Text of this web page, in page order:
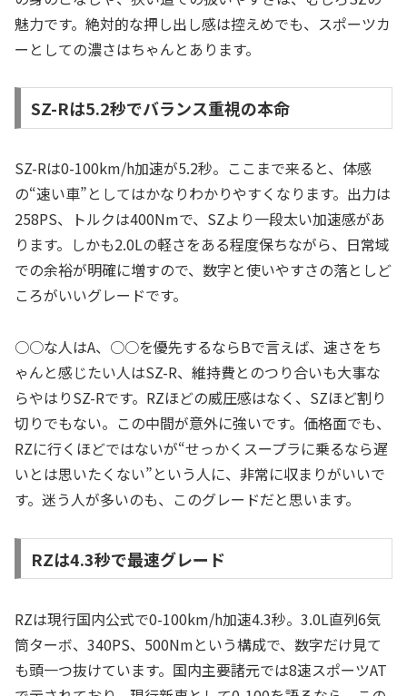
魅力です。絶対的な押し出し感は控えめでも、スポーツカ
ーとしての濃さはちゃんとあります。
SZ-Rは5.2秒でバランス重視の本命
SZ-Rは0-100km/h加速が5.2秒。ここまで来ると、体感
の“速い車”としてはかなりわかりやすくなります。出力は
258PS、トルクは400Nmで、SZより一段太い加速感があ
ります。しかも2.0Lの軽さをある程度保ちながら、日常域
での余裕が明確に増すので、数字と使いやすさの落としど
ころがいいグレードです。
○○な人はA、○○を優先するならBで言えば、速さをち
ゃんと感じたい人はSZ-R、維持費とのつり合いも大事な
らやはりSZ-Rです。RZほどの威圧感はなく、SZほど割り
切りでもない。この中間が意外に強いです。価格面でも、
RZに行くほどではないが“せっかくスープラに乗るなら遅
いとは思いたくない”という人に、非常に収まりがいいで
す。迷う人が多いのも、このグレードだと思います。
RZは4.3秒で最速グレード
RZは現行国内公式で0-100km/h加速4.3秒。3.0L直列6気
筒ターボ、340PS、500Nmという構成で、数字だけ見て
も頭一つ抜けています。国内主要諸元では8速スポーツAT